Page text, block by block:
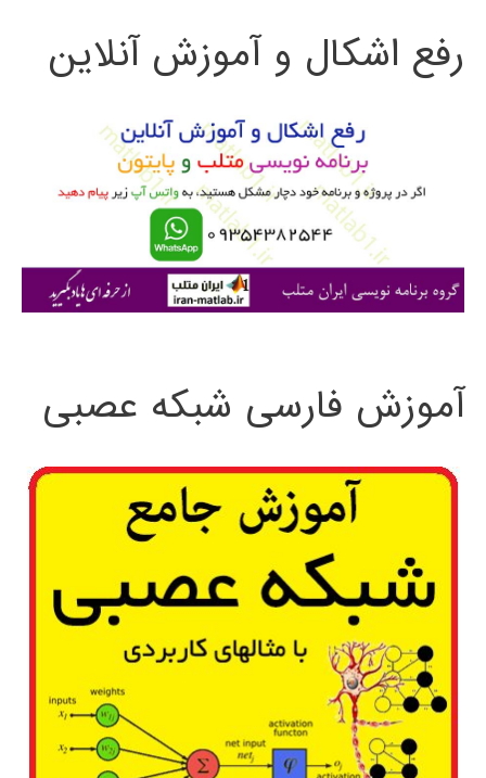
ج
ی
رفع اشکال و آموزش آنلاین
آموزش فارسی شبکه عصبی